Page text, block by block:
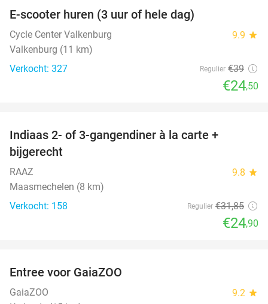
E-scooter huren (3 uur of hele dag)
Cycle Center Valkenburg 9.9 star
Valkenburg (11 km)
Verkocht: 327
Regulier €39
€24,50
Indiaas 2- of 3-gangendiner à la carte +
bijgerecht
RAAZ 9.8 star
Maasmechelen (8 km)
Verkocht: 158
Regulier €31,85
€24,90
Entree voor GaiaZOO
GaiaZOO 9.2 star